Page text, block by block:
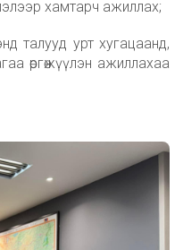
хамтарч ажиллах;
талууд урт хугацаанд,
өргөжүүлэн ажиллахаа